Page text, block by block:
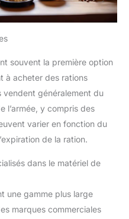
souvent la première option
à acheter des rations
vendent généralement du
l’armée, y compris des
varier en fonction du
de la ration.
dans le matériel de
une gamme plus large
marques commerciales